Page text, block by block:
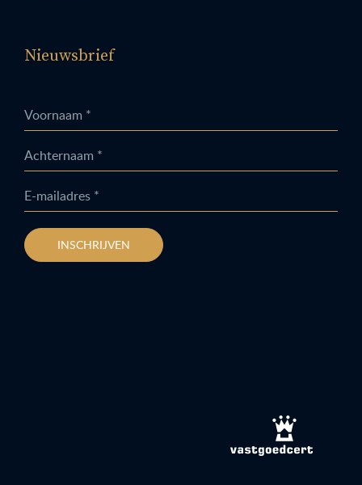
Nieuwsbrief
Voornaam *
Achternaam *
E-mailadres *
INSCHRIJVEN